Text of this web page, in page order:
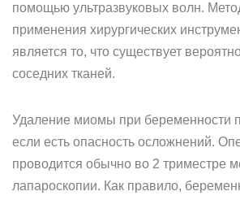
помощью ультразвуковых волн.
применения хирургических
является то, что существует
соседних тканей.
Удаление миомы при беременности
если есть опасность осложнений.
проводится обычно во 2 триместре
лапароскопии. Как правило,